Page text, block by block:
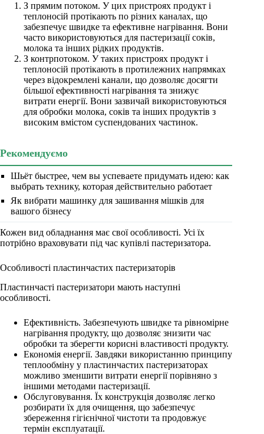
З прямим потоком. У цих пристроях продукт і
теплоносій протікають по різних каналах, що
забезпечує швидке та ефективне нагрівання. Вони
часто використовуються для пастеризації соків,
молока та інших рідких продуктів.
З контрпотоком. У таких пристроях продукт і
теплоносій протікають в протилежних напрямках
через відокремлені канали, що дозволяє досягти
більшої ефективності нагрівання та знижує
витрати енергії. Вони зазвичай використовуються
для обробки молока, соків та інших продуктів з
високим вмістом суспендованих частинок.
Рекомендуємо
Шьёт быстрее, чем вы успеваете придумать идею: как
выбрать технику, которая действительно работает
Як вибрати машинку для зашивання мішків для
вашого бізнесу
Кожен вид обладнання має свої особливості. Усі їх
потрібно враховувати під час купівлі пастеризатора.
Особливості пластинчастих пастеризаторів
Пластинчасті пастеризатори мають наступні
особливості.
Ефективність. Забезпечують швидке та рівномірне
нагрівання продукту, що дозволяє знизити час
обробки та зберегти корисні властивості продукту.
Економія енергії. Завдяки використанню принципу
теплообміну у пластинчастих пастеризаторах
можливо зменшити витрати енергії порівняно з
іншими методами пастеризації.
Обслуговування. Їх конструкція дозволяє легко
розбирати їх для очищення, що забезпечує
збереження гігієнічної чистоти та продовжує
термін експлуатації.